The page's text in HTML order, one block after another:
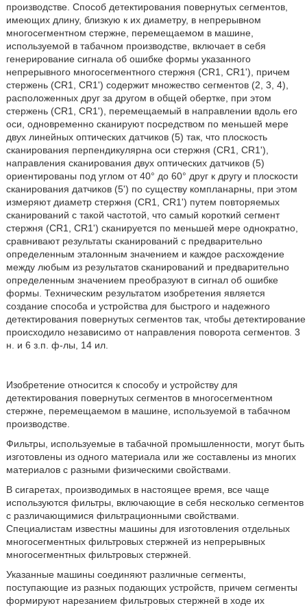
производстве. Способ детектирования повернутых сегментов,
имеющих длину, близкую к их диаметру, в непрерывном
многосегментном стержне, перемещаемом в машине,
используемой в табачном производстве, включает в себя
генерирование сигнала об ошибке формы указанного
непрерывного многосегментного стержня (CR1, CR1'), причем
стержень (CR1, CR1') содержит множество сегментов (2, 3, 4),
расположенных друг за другом в общей обертке, при этом
стержень (CR1, CR1'), перемещаемый в направлении вдоль его
оси, одновременно сканируют посредством по меньшей мере
двух линейных оптических датчиков (5) так, что плоскость
сканирования перпендикулярна оси стержня (CR1, CR1'),
направления сканирования двух оптических датчиков (5)
ориентированы под углом от 40° до 60° друг к другу и плоскости
сканирования датчиков (5') по существу компланарны, при этом
измеряют диаметр стержня (CR1, CR1') путем повторяемых
сканирований с такой частотой, что самый короткий сегмент
стержня (CR1, CR1') сканируется по меньшей мере однократно,
сравнивают результаты сканирований с предварительно
определенным эталонным значением и каждое расхождение
между любым из результатов сканирований и предварительно
определенным значением преобразуют в сигнал об ошибке
формы. Техническим результатом изобретения является
создание способа и устройства для быстрого и надежного
детектирования повернутых сегментов так, чтобы детектирование
происходило независимо от направления поворота сегментов. 3
н. и 6 з.п. ф-лы, 14 ил.
Изобретение относится к способу и устройству для
детектирования повернутых сегментов в многосегментном
стержне, перемещаемом в машине, используемой в табачном
производстве.
Фильтры, используемые в табачной промышленности, могут быть
изготовлены из одного материала или же составлены из многих
материалов с разными физическими свойствами.
В сигаретах, производимых в настоящее время, все чаще
используются фильтры, включающие в себя несколько сегментов
с различающимися фильтрационными свойствами.
Специалистам известны машины для изготовления отдельных
многосегментных фильтровых стержней из непрерывных
многосегментных фильтровых стержней.
Указанные машины соединяют различные сегменты,
поступающие из разных подающих устройств, причем сегменты
формируют нарезанием фильтровых стержней в ходе их